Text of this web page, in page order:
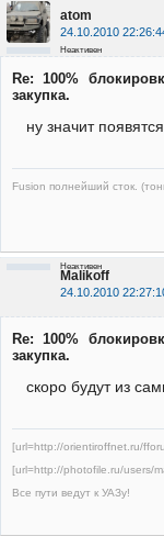
atom
24.10.2010
Неактивен
Re: 100%
закупка.
ну значит появятся
Fusion полнейший сток.
Malikoff
24.10.2010
Неактивен
Re: 100%
закупка.
скоро будут из
[url=http://orientiroffnet.ru/
[url=http://photofile.ru/users/
Все пути ведут к УАЗу!